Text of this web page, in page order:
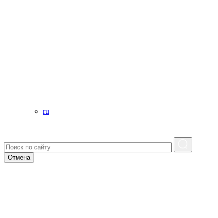
ru
Отмена